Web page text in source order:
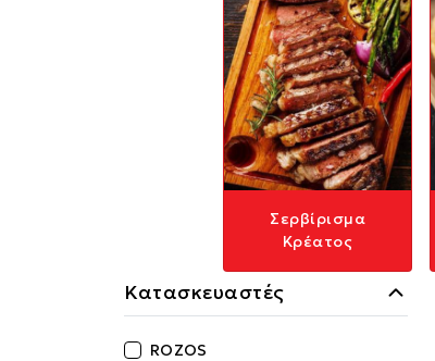
Σερβίρισμα
Κρέατος
Κατασκευαστές
ROZOS